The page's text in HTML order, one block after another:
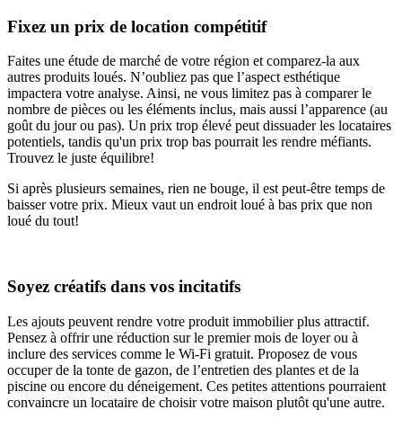
Fixez un prix de location compétitif
Faites une étude de marché de votre région et comparez-la aux
autres produits loués. N’oubliez pas que l’aspect esthétique
impactera votre analyse. Ainsi, ne vous limitez pas à comparer le
nombre de pièces ou les éléments inclus, mais aussi l’apparence (au
goût du jour ou pas). Un prix trop élevé peut dissuader les locataires
potentiels, tandis qu'un prix trop bas pourrait les rendre méfiants.
Trouvez le juste équilibre!
Si après plusieurs semaines, rien ne bouge, il est peut-être temps de
baisser votre prix. Mieux vaut un endroit loué à bas prix que non
loué du tout!
Soyez créatifs dans vos incitatifs
Les ajouts peuvent rendre votre produit immobilier plus attractif.
Pensez à offrir une réduction sur le premier mois de loyer ou à
inclure des services comme le Wi-Fi gratuit. Proposez de vous
occuper de la tonte de gazon, de l’entretien des plantes et de la
piscine ou encore du déneigement. Ces petites attentions pourraient
convaincre un locataire de choisir votre maison plutôt qu'une autre.